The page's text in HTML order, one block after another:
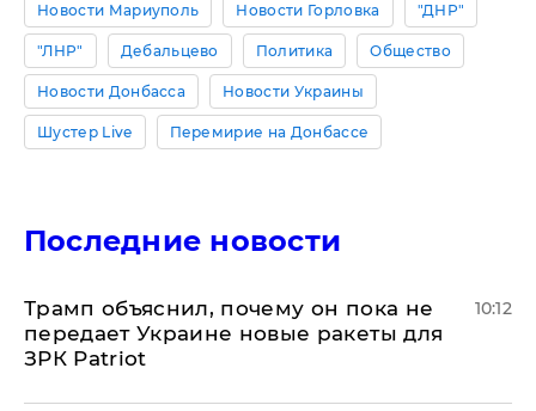
Новости Мариуполь Новости Горловка "ДНР"
"ЛНР" Дебальцево Политика Общество
Новости Донбасса Новости Украины
Шустер Live Перемирие на Донбассе
Последние новости
Трамп объяснил, почему он пока не
передает Украине новые ракеты для
ЗРК Patriot
10:12